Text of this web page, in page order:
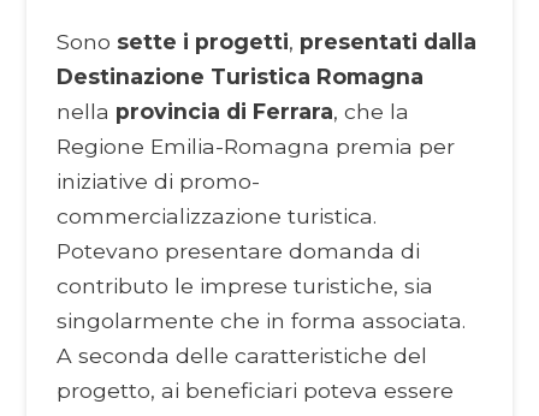
Sono sette i progetti, presentati dalla
Destinazione Turistica Romagna
nella provincia di Ferrara, che la
Regione Emilia-Romagna premia per
iniziative di promo-
commercializzazione turistica.
Potevano presentare domanda di
contributo le imprese turistiche, sia
singolarmente che in forma associata.
A seconda delle caratteristiche del
progetto, ai beneficiari poteva essere